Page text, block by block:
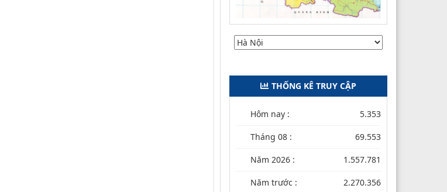
THỐNG KÊ TRUY CẬP
Hôm nay : 5.353
Tháng 08 : 69.553
Năm 2026 : 1.557.781
Năm trước : 2.270.356